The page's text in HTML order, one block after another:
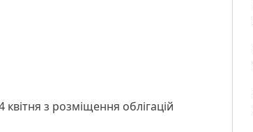
з розміщення облігацій